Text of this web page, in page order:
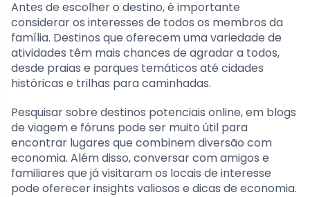
Antes de escolher o destino, é importante
considerar os interesses de todos os membros da
família. Destinos que oferecem uma variedade de
atividades têm mais chances de agradar a todos,
desde praias e parques temáticos até cidades
históricas e trilhas para caminhadas.
Pesquisar sobre destinos potenciais online, em blogs
de viagem e fóruns pode ser muito útil para
encontrar lugares que combinem diversão com
economia. Além disso, conversar com amigos e
familiares que já visitaram os locais de interesse
pode oferecer insights valiosos e dicas de economia.